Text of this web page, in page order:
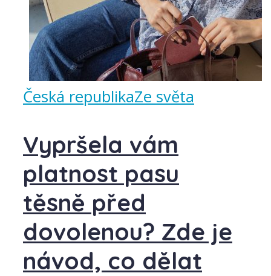
Česká republikaZe světa
Vypršela vám
platnost pasu
těsně před
dovolenou? Zde je
návod, co dělat